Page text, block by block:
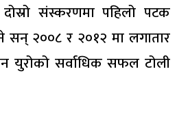
संस्करणमा पहिलो पटक
सन् २००८ र २०१२ मा लगातार
युरोको सर्वाधिक सफल टोली